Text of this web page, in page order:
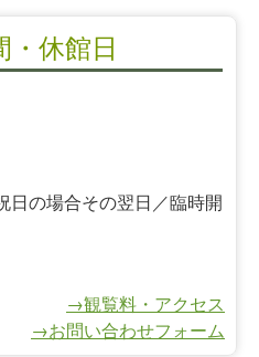
・休館日
日の場合その翌日／臨時開
→観覧料・アクセス
→お問い合わせフォーム